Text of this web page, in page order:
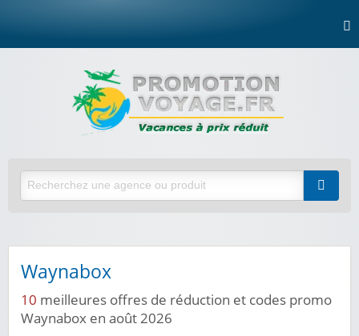
Waynabox
10 meilleures offres de réduction et codes promo
Waynabox en août 2026